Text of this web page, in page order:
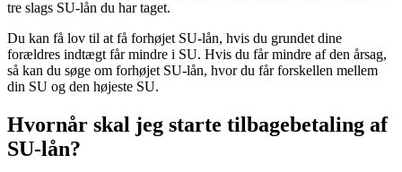
tre slags SU-lån du har taget.
Du kan få lov til at få forhøjet SU-lån, hvis du grundet dine
forældres indtægt får mindre i SU. Hvis du får mindre af den årsag,
så kan du søge om forhøjet SU-lån, hvor du får forskellen mellem
din SU og den højeste SU.
Hvornår skal jeg starte tilbagebetaling af
SU-lån?